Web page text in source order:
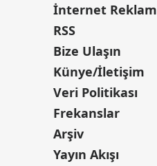
İnternet Reklam
RSS
Bize Ulaşın
Künye/İletişim
Veri Politikası
Frekanslar
Arşiv
Yayın Akışı